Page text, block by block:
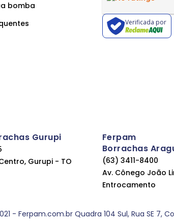
bomba
Verificada por
Gurupi
Gurupi - TO
Ferpam
Borrachas
(63) 3411-8400
Av. Cônego João
Entrocamento
- Ferpam.com.br Quadra 104 Sul, Rua SE 7,